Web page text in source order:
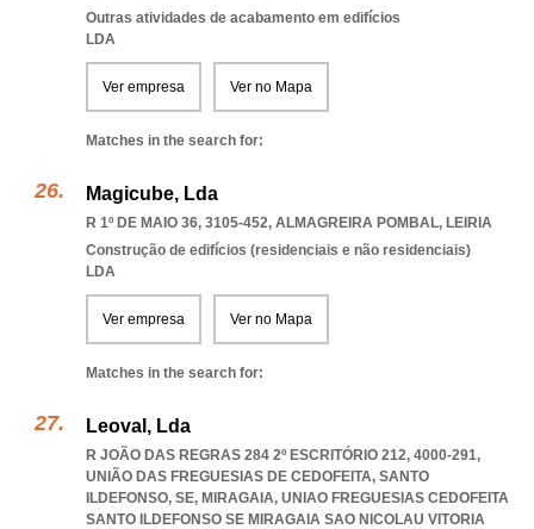
Outras atividades de acabamento em edifícios
LDA
Ver empresa Ver no Mapa
Matches in the search for:
Magicube, Lda
R 1º DE MAIO 36, 3105-452, ALMAGREIRA POMBAL, LEIRIA
Construção de edifícios (residenciais e não residenciais)
LDA
Ver empresa Ver no Mapa
Matches in the search for:
Leoval, Lda
R JOÃO DAS REGRAS 284 2º ESCRITÓRIO 212, 4000-291,
UNIÃO DAS FREGUESIAS DE CEDOFEITA, SANTO
ILDEFONSO, SE, MIRAGAIA, UNIAO FREGUESIAS CEDOFEITA
SANTO ILDEFONSO SE MIRAGAIA SAO NICOLAU VITORIA